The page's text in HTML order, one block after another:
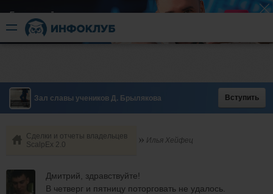
Быстрый разгон
​в короткие сроки
Зал славы учеников Д. Брылякова Вступить
Сделки и отчеты владельцев
ScalpEx 2.0
Илья Хейфец
Дмитрий, здравствуйте!
В четверг и пятницу поторговать не удалось.